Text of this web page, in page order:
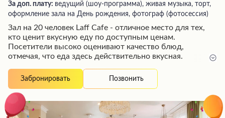
За доп. плату: ведущий (шоу-программа), живая музыка, торт,
оформление зала на День рождения, фотограф (фотосессия)
Зал на 20 человек Laff Cafe - отличное место для тех,
кто ценит вкусную еду по доступным ценам.
Посетители высоко оценивают качество блюд,
отмечая, что еда здесь действительно вкусная.
дружелюбием, всегда готов учесть пожелания
клиентов. Кроме того, Laff Cafe предлагает удобную
службу доставки обедов, которая работает на
ежедневной основе. Меню обновляется каждую
неделю, а доставка осуществляется быстро и с учетом
Забронировать Позвонить